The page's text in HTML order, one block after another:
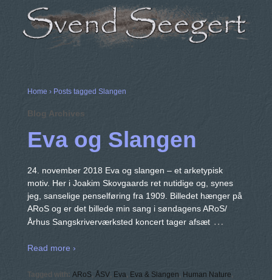
Home › Posts tagged Slangen
Blog Archives
Eva og Slangen
24. november 2018 Eva og slangen – et arketypisk
motiv. Her i Joakim Skovgaards ret nutidige og, synes
jeg, sanselige penselføring fra 1909. Billedet hænger på
ARoS og er det billede min sang i søndagens ARoS/
Århus Sangskriverværksted koncert tager afsæt …
Read more ›
Tagged with: ARoS, ÅSV, Eva, Eva & Slangen, Human Nature,